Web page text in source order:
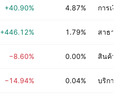
+40.90% 4.87% การเงิน
+446.12% 1.79% สาธารณู
−8.60% 0.00% สินค้าอุป
−14.94% 0.04% บริการทา